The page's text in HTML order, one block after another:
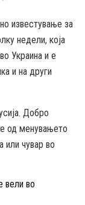
известување за
недели, која
Украина и е
и на други
Добро
од менувањето
или чувар во
вели во